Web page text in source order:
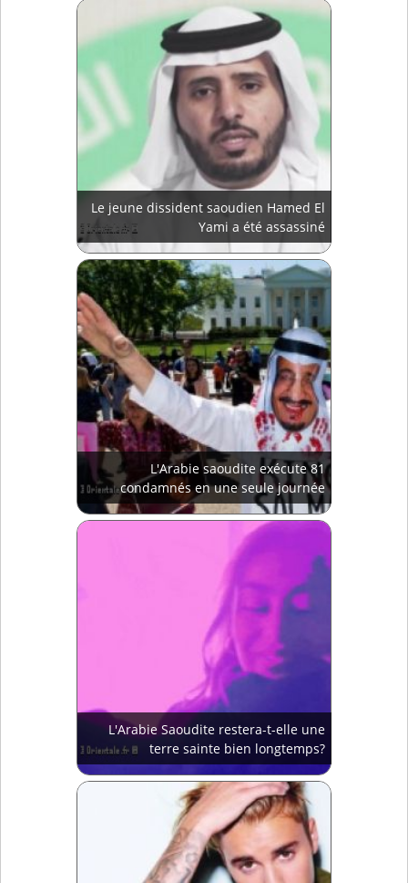
Le jeune dissident saoudien Hamed El
Yami a été assassiné
L'Arabie saoudite exécute 81
condamnés en une seule journée
L'Arabie Saoudite restera-t-elle une
terre sainte bien longtemps?